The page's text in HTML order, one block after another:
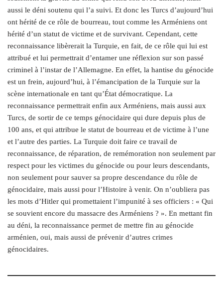
aussi le déni soutenu qui l’a suivi. Et donc les Turcs d’aujourd’hui
ont hérité de ce rôle de bourreau, tout comme les Arméniens ont
hérité d’un statut de victime et de survivant. Cependant, cette
reconnaissance libèrerait la Turquie, en fait, de ce rôle qui lui est
attribué et lui permettrait d’entamer une réflexion sur son passé
criminel à l’instar de l’Allemagne. En effet, la hantise du génocide
est un frein, aujourd’hui, à l’émancipation de la Turquie sur la
scène internationale en tant qu’État démocratique. La
reconnaissance permettrait enfin aux Arméniens, mais aussi aux
Turcs, de sortir de ce temps génocidaire qui dure depuis plus de
100 ans, et qui attribue le statut de bourreau et de victime à l’une
et l’autre des parties. La Turquie doit faire ce travail de
reconnaissance, de réparation, de remémoration non seulement par
respect pour les victimes du génocide ou pour leurs descendants,
non seulement pour sauver sa propre descendance du rôle de
génocidaire, mais aussi pour l’Histoire à venir. On n’oubliera pas
les mots d’Hitler qui promettaient l’impunité à ses officiers : « Qui
se souvient encore du massacre des Arméniens ? ». En mettant fin
au déni, la reconnaissance permet de mettre fin au génocide
arménien, oui, mais aussi de prévenir d’autres crimes
génocidaires.